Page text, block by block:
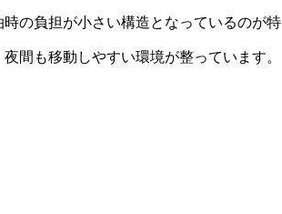
の負担が小さい構造となっているのが特
間も移動しやすい環境が整っています。